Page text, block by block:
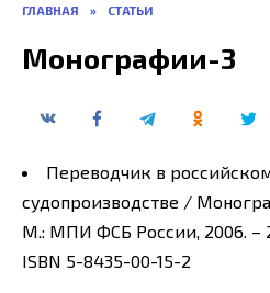
ГЛАВНАЯ » СТАТЬИ
Монографии-3
Переводчик в
судопроизводстве /
М.: МПИ ФСБ России, 2006. –
ISBN 5-8435-00-15-2